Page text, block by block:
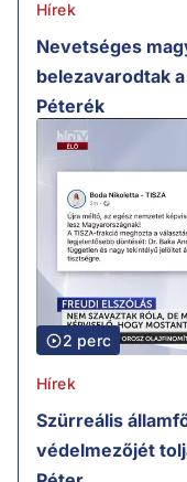
Hírek
Nevetséges
belezavarodtak
Péterék
2 perc
Hírek
Szürreális
védelmezőjét